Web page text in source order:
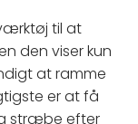
til at
den viser kun
at ramme
er at få
stræbe efter